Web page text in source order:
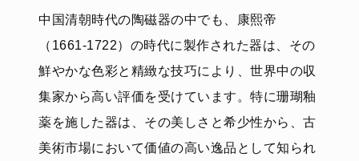
中国清朝時代の陶磁器の中でも、康熙帝
（1661-1722）の時代に製作された器は、その
鮮やかな色彩と精緻な技巧により、世界中の収
集家から高い評価を受けています。特に珊瑚釉
薬を施した器は、その美しさと希少性から、古
美術市場において価値の高い逸品として知られ